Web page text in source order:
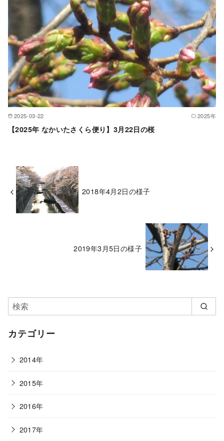
2025-03-22 2025年
【2025年 なかいたさくら便り】3月22日の桜
2018年4月2日の様子
2019年3月5日の様子
カテゴリー
2014年
2015年
2016年
2017年